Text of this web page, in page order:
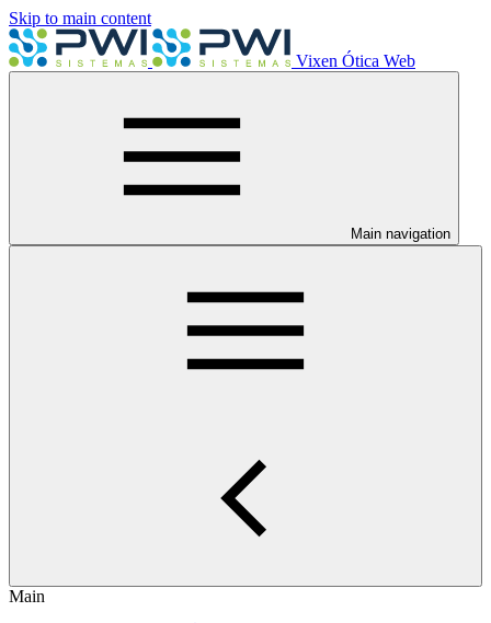
Skip to main content
Vixen Ótica Web
Main navigation
Main